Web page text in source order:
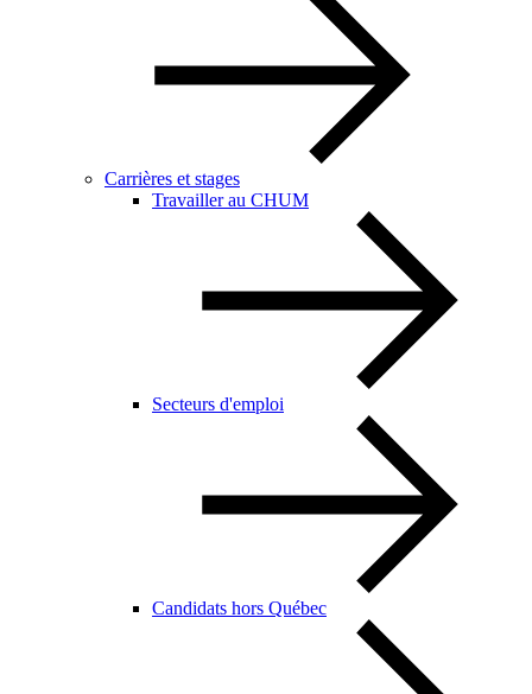
Carrières et stages
Travailler au CHUM
Secteurs d'emploi
Candidats hors Québec